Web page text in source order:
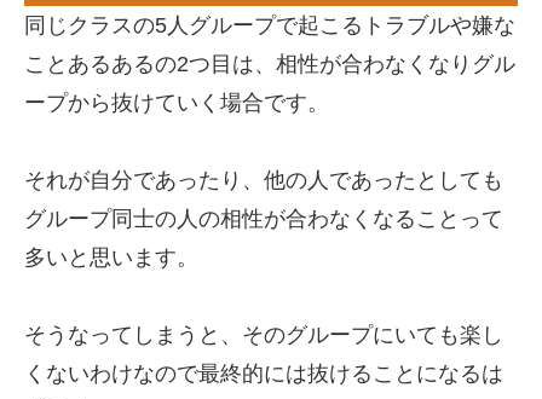
同じクラスの5人グループで起こるトラブルや嫌な
ことあるあるの2つ目は、相性が合わなくなりグル
ープから抜けていく場合です。
それが自分であったり、他の人であったとしても
グループ同士の人の相性が合わなくなることって
多いと思います。
そうなってしまうと、そのグループにいても楽し
くないわけなので最終的には抜けることになるは